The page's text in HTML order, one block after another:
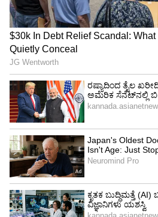
ಟೊಯೋಟಾದ ಭಾರತ
ಮೈಲಿಗಲ್ಲಾಗಿದೆ, ಏಕೆಂದರೆ ಈ
ಬಾರಿಗೆ ಟೊಯೋಟಾ ಖರೀದಿದಾರರು
ಟೊಯೋಟಾ ಗ್ರಾಹಕರನ್ನು,
ಮೂರನೇ ಹಂತದ
ಟಿಕೆಎಂನ ಸೇಲ್ಸ್ ಉಪಾಧ್ಯಕ್ಷ
ಇಲ್ಲಿಯವರೆಗೆ, ಟೊಯೋಟಾ ಗ್ಲಾಂಜಾ
ಯುನಿಟ್ ಗಳನ್ನು ಮಾರಾಟ
ಭಾರತೀಯ ಕಾರು ಖರೀದಿದಾರರಿಗೆ
ಪ್ರವೇಶಿಸಬಹುದಾದ
ಸಾಕ್ಷಿಯಾಗಿದೆ. ಕೂಲ್ ಮತ್ತು